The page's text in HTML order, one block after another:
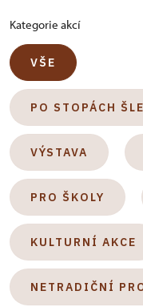
Kategorie akcí
VŠE
PO STOPÁCH
VÝSTAVA
PRO ŠKOLY
KULTURNÍ AKCE
NETRADIČNÍ